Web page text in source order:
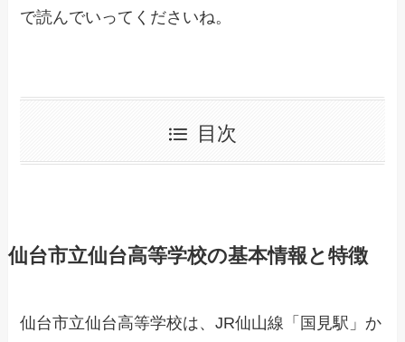
で読んでいってくださいね。
目次
仙台市立仙台高等学校の基本情報と特徴
仙台市立仙台高等学校は、JR仙山線「国見駅」か